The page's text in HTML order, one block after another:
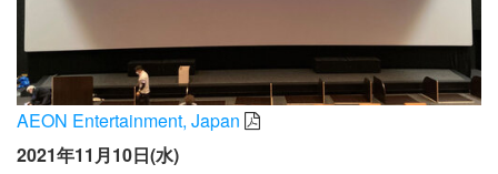
AEON Entertainment, Japan
2021年11月10日(水)